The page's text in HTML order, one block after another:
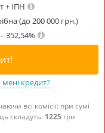
+ ІПН
(до 200 000 грн.)
352,54%
кредит?
всі комісії: при сумі
складуть: 1225 грн